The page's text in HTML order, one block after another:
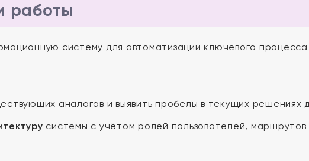
работы
систему для автоматизации ключевого процесса
аналогов и выявить пробелы в текущих решениях
системы с учётом ролей пользователей,